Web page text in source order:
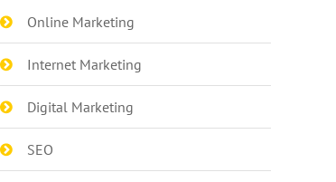
Online Marketing
Internet Marketing
Digital Marketing
SEO